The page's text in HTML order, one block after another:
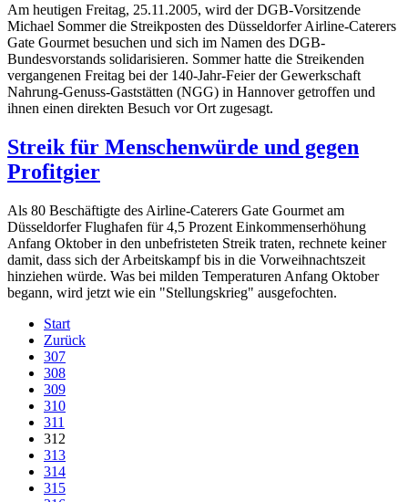
Am heutigen Freitag, 25.11.2005, wird der DGB-Vorsitzende
Michael Sommer die Streikposten des Düsseldorfer Airline-Caterers
Gate Gourmet besuchen und sich im Namen des DGB-
Bundesvorstands solidarisieren. Sommer hatte die Streikenden
vergangenen Freitag bei der 140-Jahr-Feier der Gewerkschaft
Nahrung-Genuss-Gaststätten (NGG) in Hannover getroffen und
ihnen einen direkten Besuch vor Ort zugesagt.
Streik für Menschenwürde und gegen
Profitgier
Als 80 Beschäftigte des Airline-Caterers Gate Gourmet am
Düsseldorfer Flughafen für 4,5 Prozent Einkommenserhöhung
Anfang Oktober in den unbefristeten Streik traten, rechnete keiner
damit, dass sich der Arbeitskampf bis in die Vorweihnachtszeit
hinziehen würde. Was bei milden Temperaturen Anfang Oktober
begann, wird jetzt wie ein "Stellungskrieg" ausgefochten.
Start
Zurück
307
308
309
310
311
312
313
314
315